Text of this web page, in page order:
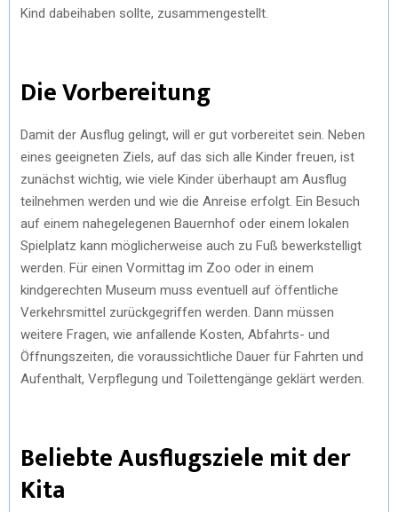
Kind dabeihaben sollte, zusammengestellt.
Die Vorbereitung
Damit der Ausflug gelingt, will er gut vorbereitet sein. Neben
eines geeigneten Ziels, auf das sich alle Kinder freuen, ist
zunächst wichtig, wie viele Kinder überhaupt am Ausflug
teilnehmen werden und wie die Anreise erfolgt. Ein Besuch
auf einem nahegelegenen Bauernhof oder einem lokalen
Spielplatz kann möglicherweise auch zu Fuß bewerkstelligt
werden. Für einen Vormittag im Zoo oder in einem
kindgerechten Museum muss eventuell auf öffentliche
Verkehrsmittel zurückgegriffen werden. Dann müssen
weitere Fragen, wie anfallende Kosten, Abfahrts- und
Öffnungszeiten, die voraussichtliche Dauer für Fahrten und
Aufenthalt, Verpflegung und Toilettengänge geklärt werden.
Beliebte Ausflugsziele mit der
Kita